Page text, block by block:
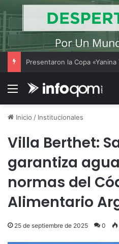
Menú
Inicio / Institucionales
Villa Berthet:
garantiza
normas del
Alimentario
25 de septiembre de 2025 0